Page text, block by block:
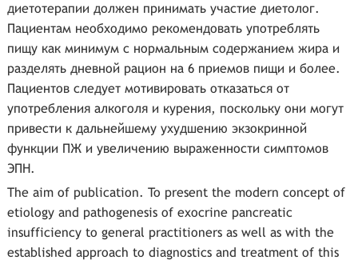
диетотерапии должен принимать участие диетолог.
Пациентам необходимо рекомендовать употреблять
пищу как минимум с нормальным содержанием жира и
разделять дневной рацион на 6 приемов пищи и более.
Пациентов следует мотивировать отказаться от
употребления алкоголя и курения, поскольку они могут
привести к дальнейшему ухудшению экзокринной
функции ПЖ и увеличению выраженности симптомов
ЭПН.
The aim of publication. To present the modern concept of
etiology and pathogenesis of exocrine pancreatic
insufficiency to general practitioners as well as with the
established approach to diagnostics and treatment of this